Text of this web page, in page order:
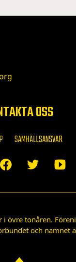
OSS
SAMHÄLLSANSVAR
tonåren.
och namnet